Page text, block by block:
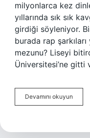
milyonlarca kez
yıllarında sık sık
girdiği söyleniyor.
burada rap
mezunu? Liseyi
Üniversitesi’ne
Devamını okuyun
Gerçek